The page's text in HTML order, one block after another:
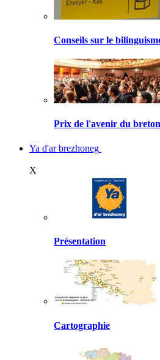
Conseils sur le
Prix de l'avenir du breton
Ya d'ar brezhoneg
X
Présentation
Cartographie